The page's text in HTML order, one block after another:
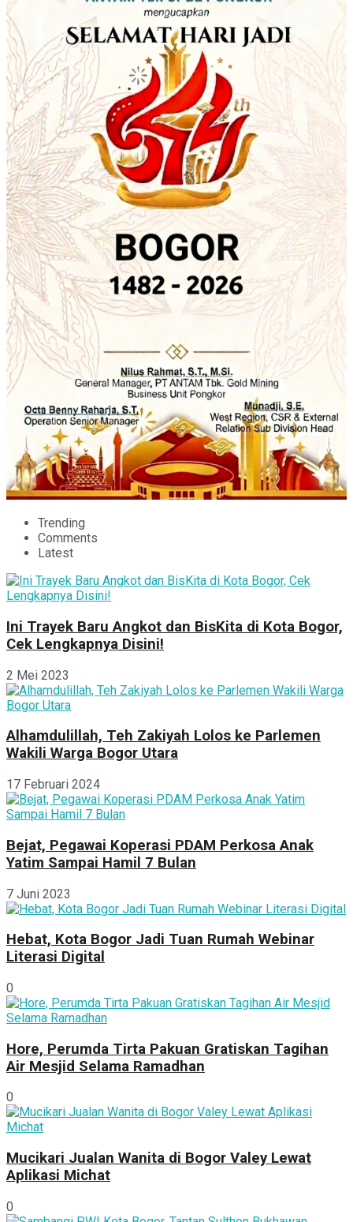
Trending
Comments
Latest
Ini Trayek Baru Angkot dan BisKita di Kota Bogor,
Cek Lengkapnya Disini!
2 Mei 2023
Alhamdulillah, Teh Zakiyah Lolos ke Parlemen
Wakili Warga Bogor Utara
17 Februari 2024
Bejat, Pegawai Koperasi PDAM Perkosa Anak
Yatim Sampai Hamil 7 Bulan
7 Juni 2023
Hebat, Kota Bogor Jadi Tuan Rumah Webinar
Literasi Digital
0
Hore, Perumda Tirta Pakuan Gratiskan Tagihan
Air Mesjid Selama Ramadhan
0
Mucikari Jualan Wanita di Bogor Valey Lewat
Aplikasi Michat
0